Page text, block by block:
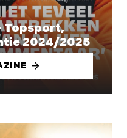
Topsport,
2024/2025